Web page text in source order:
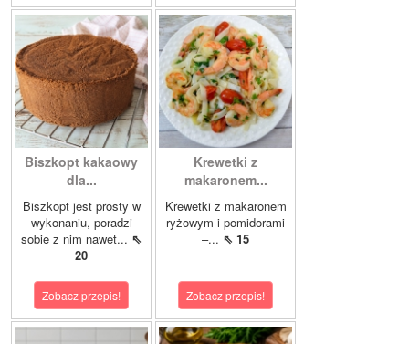
Biszkopt kakaowy
dla...
Biszkopt jest prosty w
wykonaniu, poradzi
sobie z nim nawet... ⇖
20
Zobacz przepis!
Krewetki z
makaronem...
Krewetki z makaronem
ryżowym i pomidorami
–... ⇖ 15
Zobacz przepis!